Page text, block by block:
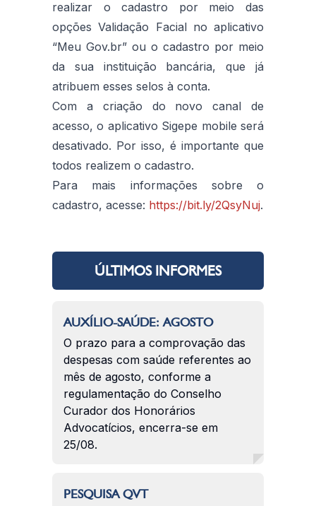
realizar o cadastro por meio das
opções Validação Facial no aplicativo
“Meu Gov.br” ou o cadastro por meio
da sua instituição bancária, que já
atribuem esses selos à conta.
Com a criação do novo canal de
acesso, o aplicativo Sigepe mobile será
desativado. Por isso, é importante que
todos realizem o cadastro.
Para mais informações sobre o
cadastro, acesse: https://bit.ly/2QsyNuj.
ÚLTIMOS INFORMES
AUXÍLIO-SAÚDE: AGOSTO
O prazo para a comprovação das
despesas com saúde referentes ao
mês de agosto, conforme a
regulamentação do Conselho
Curador dos Honorários
Advocatícios, encerra-se em
25/08.
PESQUISA QVT